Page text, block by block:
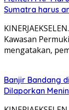
Sumatra harus
Kawasan
mengatakan,
Banjir Bandang
Dilaporkan